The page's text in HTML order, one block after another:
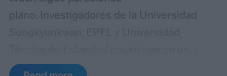
plano. Investigadores de la Universidad
dispositivo wearable inspirado en el